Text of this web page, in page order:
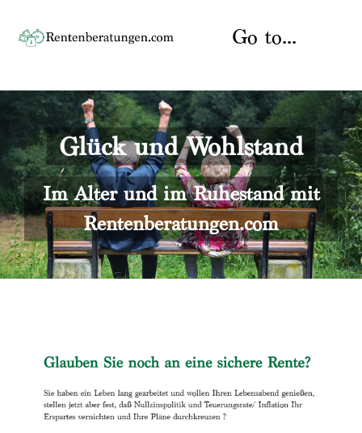
content
Go to...
Startseite
Rente
Rentenberater
Rentenversicherung
Versicherungsberatung
Über uns
Kontakt
Glück und Wohlstand
Im Alter und im Ruhestand mit
Rentenberatungen.com